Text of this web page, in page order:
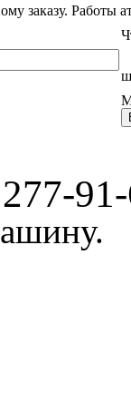
заказу. Работы